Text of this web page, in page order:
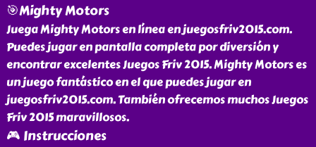
🎯Mighty Motors
Juega Mighty Motors en línea en juegosfriv2015.com.
Puedes jugar en pantalla completa por diversión y
encontrar excelentes Juegos Friv 2015. Mighty Motors es
un juego fantástico en el que puedes jugar en
juegosfriv2015.com. También ofrecemos muchos Juegos
Friv 2015 maravillosos.
🎮 Instrucciones